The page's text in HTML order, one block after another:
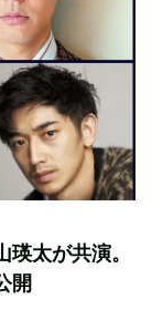
太が共演。
開